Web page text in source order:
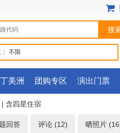
不限
美洲 团购专区 演出门票
含四星住宿
回答 评论 (12) 晒照片